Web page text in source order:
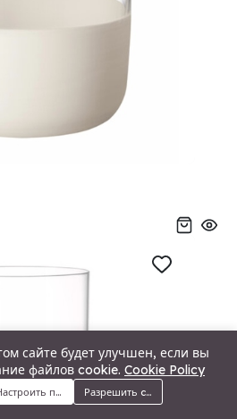
Поиск Корзина
сайте будет улучшен, если вы
файлов cookie. Cookie Policy
предпочтенияРазрешить cookie